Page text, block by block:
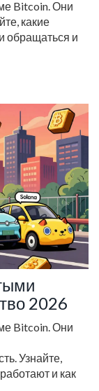
Bitcoin. Они
какие
обращаться и
2026
Bitcoin. Они
Узнайте,
и как